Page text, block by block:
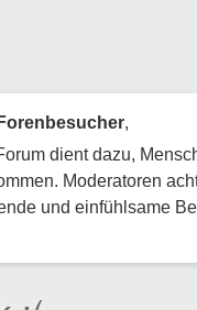
,
dient dazu,
Moderatoren
und einfühlsame